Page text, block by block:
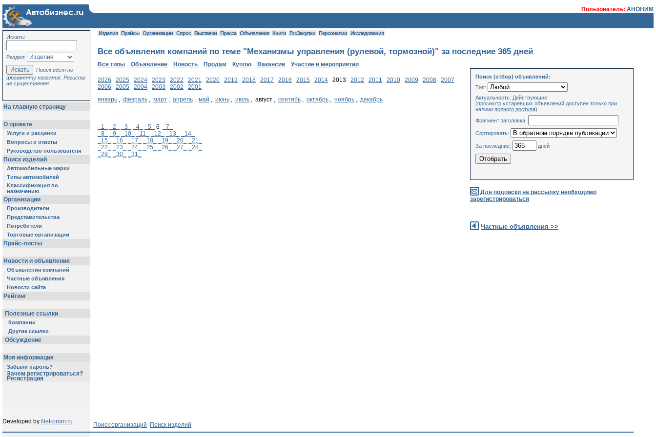
Пользователь: АНОНИМ
Искать:
Раздел:
Поиск идет по
фрагменту названия. Регистр
не существенен
На главную страницу
О проекте
Услуги и расценки
Вопросы и ответы
Руководство пользователя
Поиск изделий
Автомобильные марки
Типы автомобилей
Классификация по
назначению
Организации
Производители
Представительства
Потребители
Торговые организации
Прайс-листы
Новости и объявления
Объявления компаний
Частные объявления
Новости сайта
Рейтинг
Полезные ссылки
Компании
Другие ссылки
Обсуждение
Моя информация
Забыли пароль?
Зачем регистрироваться?
Регистрация
Изделия Прайсы Организации Спрос Выставки Пресса Объявления Книги ГосЗакупки Персоналии Исследования
Все объявления компаний по теме "Механизмы управления (рулевой, тормозной)" за последние 365 дней
Все типы Объявление Новость Продам Куплю Вакансия Участие в мероприятии
2026 2025 2024 2023 2022 2021 2020 2019 2018 2017 2016 2015 2014 2013 2012 2011 2010 2009 2008
2007
2006
2005 2004 2003 2002
2001
январь , февраль , март , апрель , май , июнь , июль , август , сентябь , октябрь , ноябрь , декабрь
_1_ _2_ _3_ _4_ _5_ 6
_7_
_8_
_9_ _10_ _11_ _12_ _13_
_14_
_15_
_16_ _17_ _18_ _19_ _20_
_21_
_22_
_23_ _24_ _25_ _26_ _27_
_28_
_29_
_30_ _31_
Поиск (отбор) объявлений:
Тип:
Актуальность: Действующие
(просмотр устаревших объявлений доступен только при
налиии полного доступа)
Фрагмент заголовка:
Сортировать:
За последние: дней
Для подписки на рассылку необходимо
зарегистрироваться
Частные объявления >>
Developed by Net-prom.ru Поиск организаций Поиск изделий